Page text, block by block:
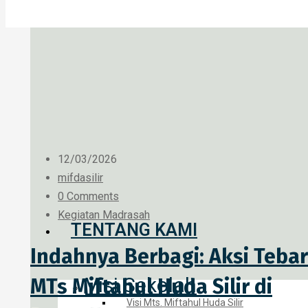
TENTANG KAMI
Visi Sekolah
Visi Mts. Miftahul Huda Silir
12/03/2026
mifdasilir
0 Comments
Kegiatan Madrasah
Indahnya Berbagi: Aksi
MTs Miftahul Huda Silir di